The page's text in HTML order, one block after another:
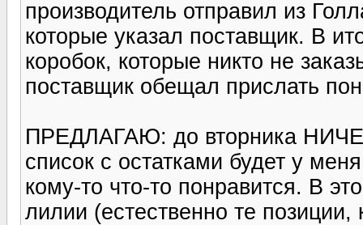
производитель отправил из
которые указал поставщик. В
коробок, которые никто не
поставщик обещал прислать
ПРЕДЛАГАЮ: до вторника
список с остатками будет у
кому-то что-то понравится. В
лилии (естественно те